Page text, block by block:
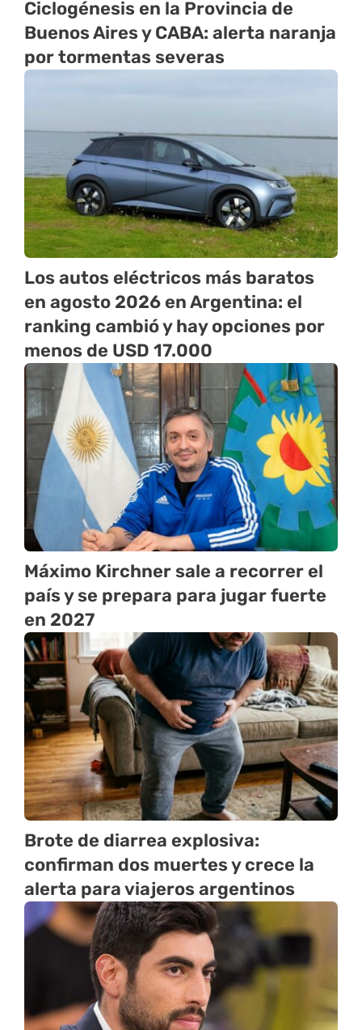
Ciclogénesis en la Provincia de
Buenos Aires y CABA: alerta naranja
por tormentas severas
Los autos eléctricos más baratos
en agosto 2026 en Argentina: el
ranking cambió y hay opciones por
menos de USD 17.000
Máximo Kirchner sale a recorrer el
país y se prepara para jugar fuerte
en 2027
Brote de diarrea explosiva:
confirman dos muertes y crece la
alerta para viajeros argentinos